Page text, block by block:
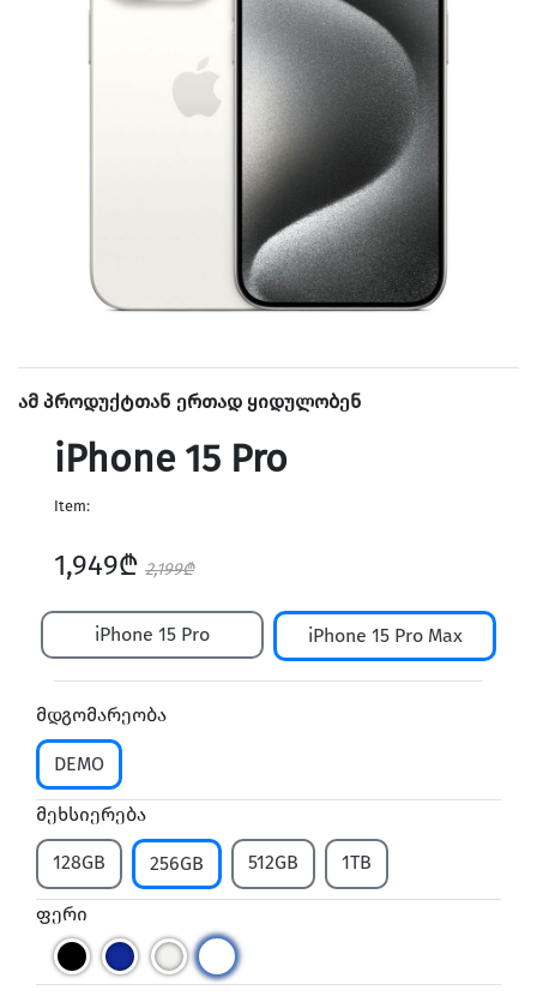
ამ პროდუქტთან ერთად ყიდულობენ
iPhone 15 Pro
Item:
1,949₾ 2,199₾
iPhone 15 Pro iPhone 15 Pro Max
მდგომარეობა
DEMO
მეხსიერება
128GB 256GB 512GB 1TB
ფერი